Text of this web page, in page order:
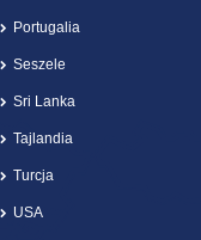
Portugalia
Seszele
Sri Lanka
Tajlandia
Turcja
USA